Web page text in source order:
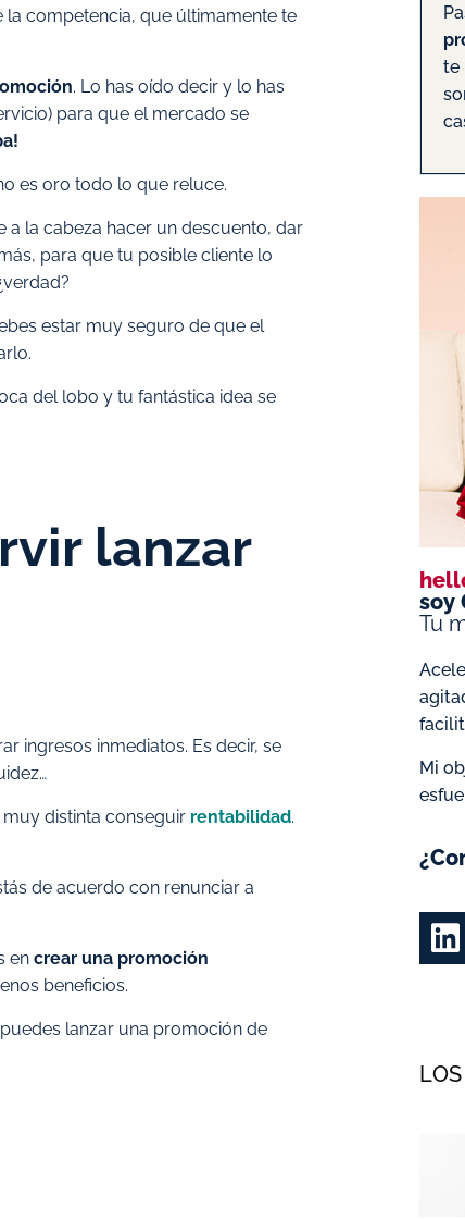
la competencia, que últimamente te
. Lo has oído decir y lo has
para que el mercado se
es oro todo lo que reluce.
a la cabeza hacer un descuento, dar
para que tu posible cliente lo
estar muy seguro de que el
del lobo y tu fantástica idea se
lanzar
ingresos inmediatos. Es decir, se
distinta conseguir rentabilidad.
de acuerdo con renunciar a
en crear una promoción
beneficios.
lanzar una promoción de
te
soy
Tu
Mi
L
i
n
d